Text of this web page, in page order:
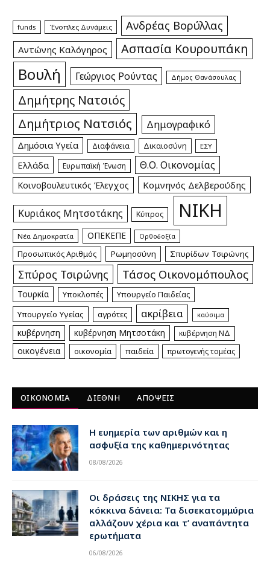
funds Ένοπλες Δυνάμεις Ανδρέας Βορύλλας
Αντώνης Καλόγηρος Ασπασία Κουρουπάκη
Βουλή Γεώργιος Ρούντας Δήμος Θανάσουλας
Δημήτρης Νατσιός
Δημήτριος Νατσιός
Δημογραφικό
Δημόσια Υγεία Διαφάνεια Δικαιοσύνη ΕΣΥ
Ελλάδα Ευρωπαϊκή Ένωση Θ.Ο. Οικονομίας
Κοινοβουλευτικός Έλεγχος Κομνηνός Δελβερούδης
Κυριάκος Μητσοτάκης Κύπρος ΝΙΚΗ
Νέα Δημοκρατία ΟΠΕΚΕΠΕ Ορθοδοξία
Προσωπικός Αριθμός Ρωμηοσύνη Σπυρίδων Τσιρώνης
Σπύρος Τσιρώνης Τάσος Οικονομόπουλος
Τουρκία Υποκλοπές
Υπουργείο Παιδείας
Υπουργείο Υγείας
αγρότες ακρίβεια καύσιμα
κυβέρνηση κυβέρνηση Μητσοτάκη κυβέρνηση ΝΔ
οικογένεια οικονομία παιδεία πρωτογενής τομέας
ΟΙΚΟΝΟΜΙΑ ΔΙΕΘΝΗ ΑΠΟΨΕΙΣ
Η ευημερία των αριθμών και η
ασφυξία της καθημερινότητας
08/08/2026
Οι δράσεις της ΝΙΚΗΣ για τα
κόκκινα δάνεια: Τα δισεκατομμύρια
αλλάζουν χέρια και τ’ αναπάντητα
ερωτήματα
06/08/2026